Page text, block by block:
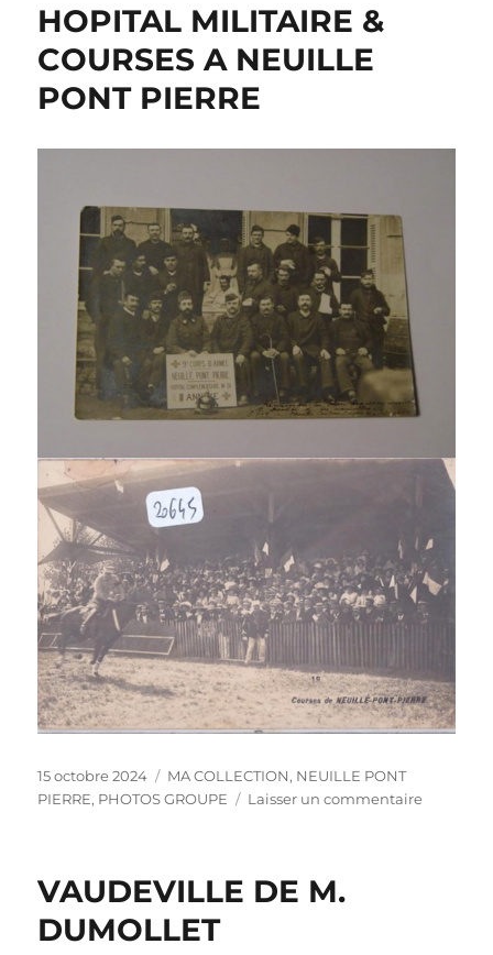
LES
HOPITAL MILITAIRE &
COURSES A NEUILLE
PONT PIERRE
Publié
le
15 octobre 2024 Catégories
MA COLLECTION, NEUILLE PONT
PIERRE, PHOTOS GROUPE Laisser un commentairesur
VAUDEVILLE DE M.
DUMOLLET